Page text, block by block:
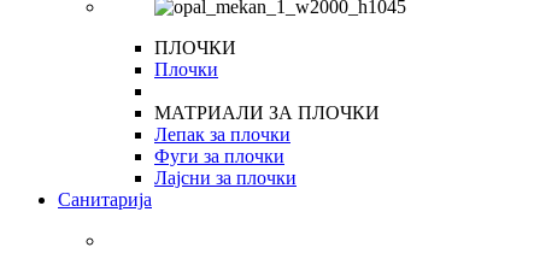
ПЛОЧКИ
Плочки
МАТРИАЛИ ЗА ПЛОЧКИ
Лепак за плочки
Фуги за плочки
Лајсни за плочки
Санитарија